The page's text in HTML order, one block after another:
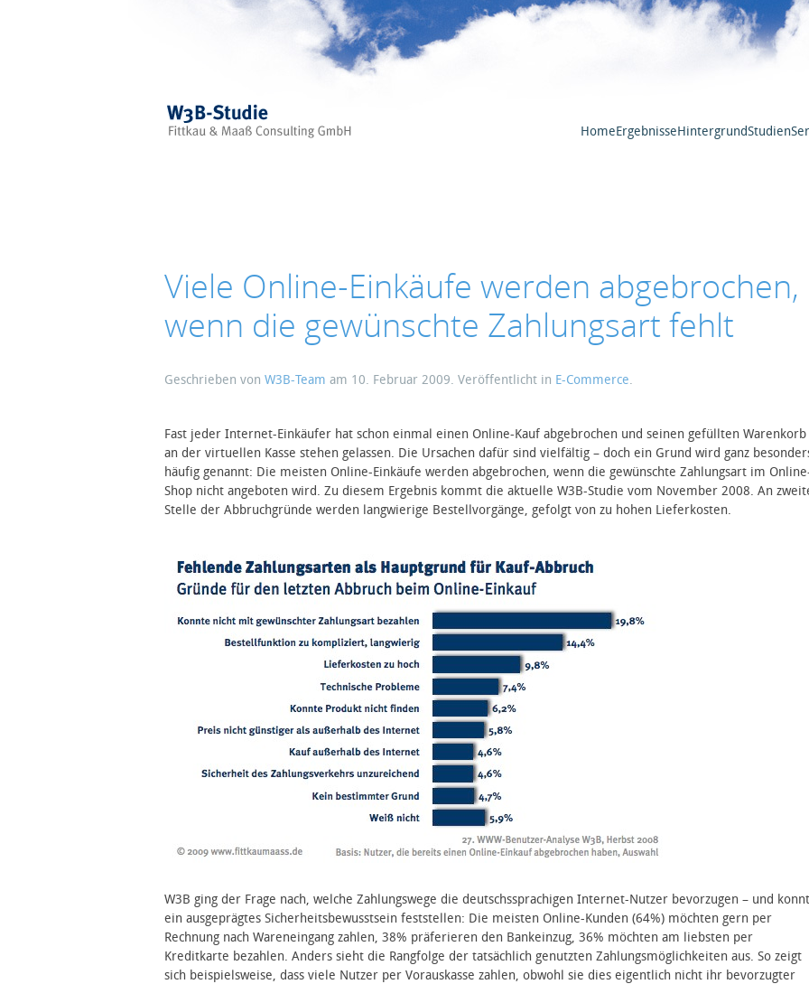
HomeErgebnisseHintergrundStudien
Viele Online-Einkäufe werden abgebrochen,
wenn die gewünschte Zahlungsart fehlt
Geschrieben von W3B-Team am 10. Februar 2009. Veröffentlicht in E-Commerce.
Fast jeder Internet-Einkäufer hat schon einmal einen Online-Kauf abgebrochen und seinen gefüllten Warenkorb
an der virtuellen Kasse stehen gelassen. Die Ursachen dafür sind vielfältig – doch ein Grund wird ganz
häufig genannt: Die meisten Online-Einkäufe werden abgebrochen, wenn die gewünschte Zahlungsart im
Shop nicht angeboten wird. Zu diesem Ergebnis kommt die aktuelle W3B-Studie vom November 2008. An
Stelle der Abbruchgründe werden langwierige Bestellvorgänge, gefolgt von zu hohen Lieferkosten.
W3B ging der Frage nach, welche Zahlungswege die deutschssprachigen Internet-Nutzer bevorzugen – und
ein ausgeprägtes Sicherheitsbewusstsein feststellen: Die meisten Online-Kunden (64%) möchten gern per
Rechnung nach Wareneingang zahlen, 38% präferieren den Bankeinzug, 36% möchten am liebsten per
Kreditkarte bezahlen. Anders sieht die Rangfolge der tatsächlich genutzten Zahlungsmöglichkeiten aus. So zeigt
sich beispielsweise, dass viele Nutzer per Vorauskasse zahlen, obwohl sie dies eigentlich nicht ihr bevorzugter